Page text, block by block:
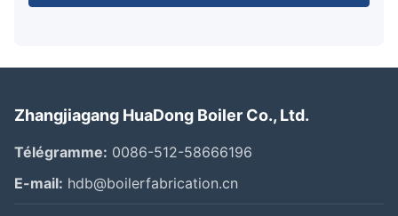
Zhangjiagang HuaDong Boiler Co., Ltd.
Télégramme: 0086-512-58666196
E-mail: hdb@boilerfabrication.cn